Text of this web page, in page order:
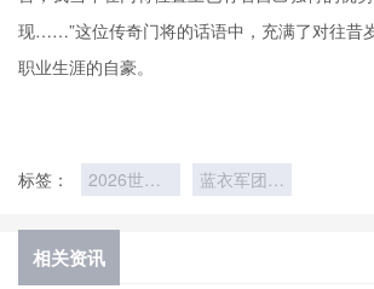
现……”这位传奇门将的话语中，充满了对往昔
职业生涯的自豪。
标签：
2026世界
杯意大利连
续三届无缘
蓝衣军团陷
入历史低谷
相关资讯